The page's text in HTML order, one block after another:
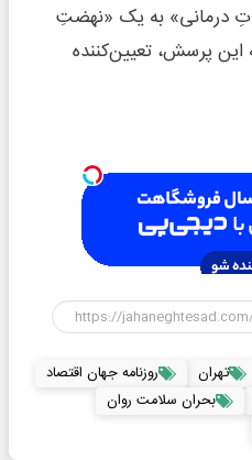
درمانی» به یک «نهضتِ
پرسش، تعیین‌کننده
تهران
روزنامه جهان اقتصاد
بحران سلامت روان